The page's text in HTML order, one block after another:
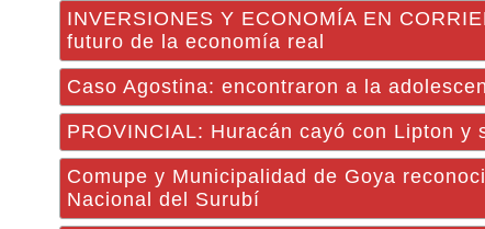
INVERSIONES Y ECONOMÍA EN
futuro de la economía real
Caso Agostina: encontraron a la
PROVINCIAL: Huracán cayó con Lipton y
Comupe y Municipalidad de Goya
Nacional del Surubí